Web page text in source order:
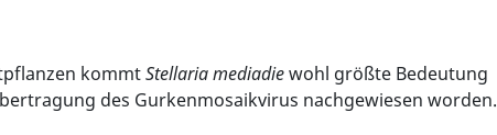
kommtStellaria mediadiewohl größte Bedeutung
des Gurkenmosaikvirus nachgewiesen worden.